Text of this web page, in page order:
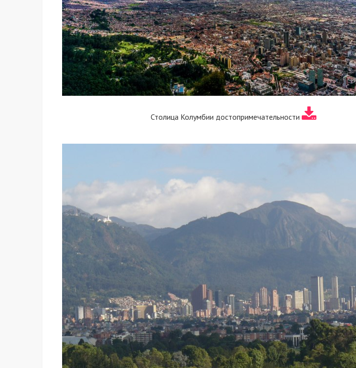
Столица Колумбии достопримечательности